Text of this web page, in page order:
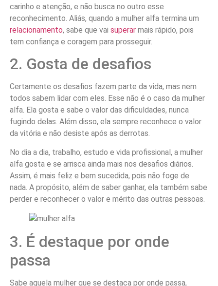
carinho e atenção, e não busca no outro esse
reconhecimento. Aliás, quando a mulher alfa termina um
relacionamento, sabe que vai superar mais rápido, pois
tem confiança e coragem para prosseguir.
2. Gosta de desafios
Certamente os desafios fazem parte da vida, mas nem
todos sabem lidar com eles. Esse não é o caso da mulher
alfa. Ela gosta e sabe o valor das dificuldades, nunca
fugindo delas. Além disso, ela sempre reconhece o valor
da vitória e não desiste após as derrotas.
No dia a dia, trabalho, estudo e vida profissional, a mulher
alfa gosta e se arrisca ainda mais nos desafios diários.
Assim, é mais feliz e bem sucedida, pois não foge de
nada. A propósito, além de saber ganhar, ela também sabe
perder e reconhecer o valor e mérito das outras pessoas.
3. É destaque por onde
passa
Sabe aquela mulher que se destaca por onde passa,